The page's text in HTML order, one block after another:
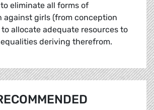
eliminate all forms of
against girls (from conception
allocate adequate resources to
deriving therefrom.